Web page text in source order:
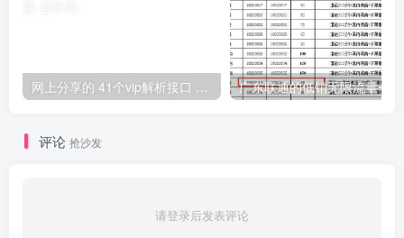
网上分享的 41个vip解析接口 有需要的拿去~ 免费看全网VIP会员视频 广东联通的低销无限流量一览
评论 抢沙发
请登录后发表评论